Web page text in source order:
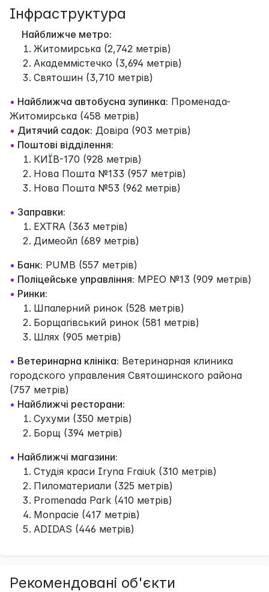
Інфраструктура
Найближче метро:
Житомирська (2,742 метрів)
Академмістечко (3,694 метрів)
Святошин (3,710 метрів)
• Найближча автобусна зупинка: Променада-
Житомирська (458 метрів)
• Дитячий садок: Довіра (903 метрів)
• Поштові відділення:
КИЇВ-170 (928 метрів)
Нова Пошта №133 (957 метрів)
Нова Пошта №53 (962 метрів)
• Заправки:
EXTRA (363 метрів)
Димеойл (689 метрів)
• Банк: PUMB (557 метрів)
• Поліцейське управління: МРЕО №13 (909 метрів)
• Ринки:
Шпалерний ринок (528 метрів)
Борщагівський ринок (581 метрів)
Шлях (905 метрів)
• Ветеринарна клініка: Ветеринарная клиника
городского управления Святошинского района
(757 метрів)
• Найближчі ресторани:
Сухуми (350 метрів)
Борщ (394 метрів)
• Найближчі магазини:
Студія краси Iryna Fraiuk (310 метрів)
Пиломатериали (325 метрів)
Promenada Park (410 метрів)
Monpacie (417 метрів)
ADIDAS (446 метрів)
Рекомендовані об'єкти